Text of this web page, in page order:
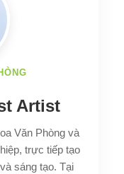
Artist
Văn Phòng và
trực tiếp tạo
sáng tạo. Tại